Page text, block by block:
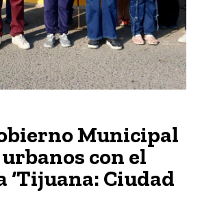
Municipal
con el
‘Tijuana: Ciudad